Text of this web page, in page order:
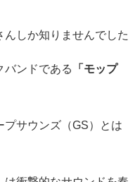
んしか知りませんでした
バンドである
「モップ
プサウンズ（GS）とは